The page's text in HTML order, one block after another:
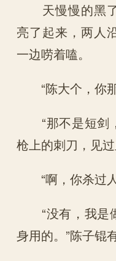
天慢慢的黑了
亮了起来，两人
一边唠着嗑。
“陈大个，你那
“那不是短剑
枪上的刺刀，见
“啊，你杀过
“没有，我是
身用的。”陈子锟